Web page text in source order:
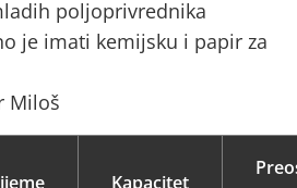
poljoprivrednika
je imati kemijsku i papir za
Miloš
Kapacitet